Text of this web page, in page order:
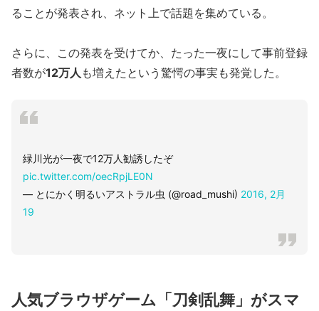
ることが発表され、ネット上で話題を集めている。
さらに、この発表を受けてか、たった一夜にして事前登録
者数が12万人 も増えたという驚愕の事実も発覚した。
緑川光が一夜で12万人勧誘したぞ
pic.twitter.com/oecRpjLE0N
— とにかく明るいアストラル虫 (@road_mushi) 2016, 2月
19
人気ブラウザゲーム「刀剣乱舞」がスマ